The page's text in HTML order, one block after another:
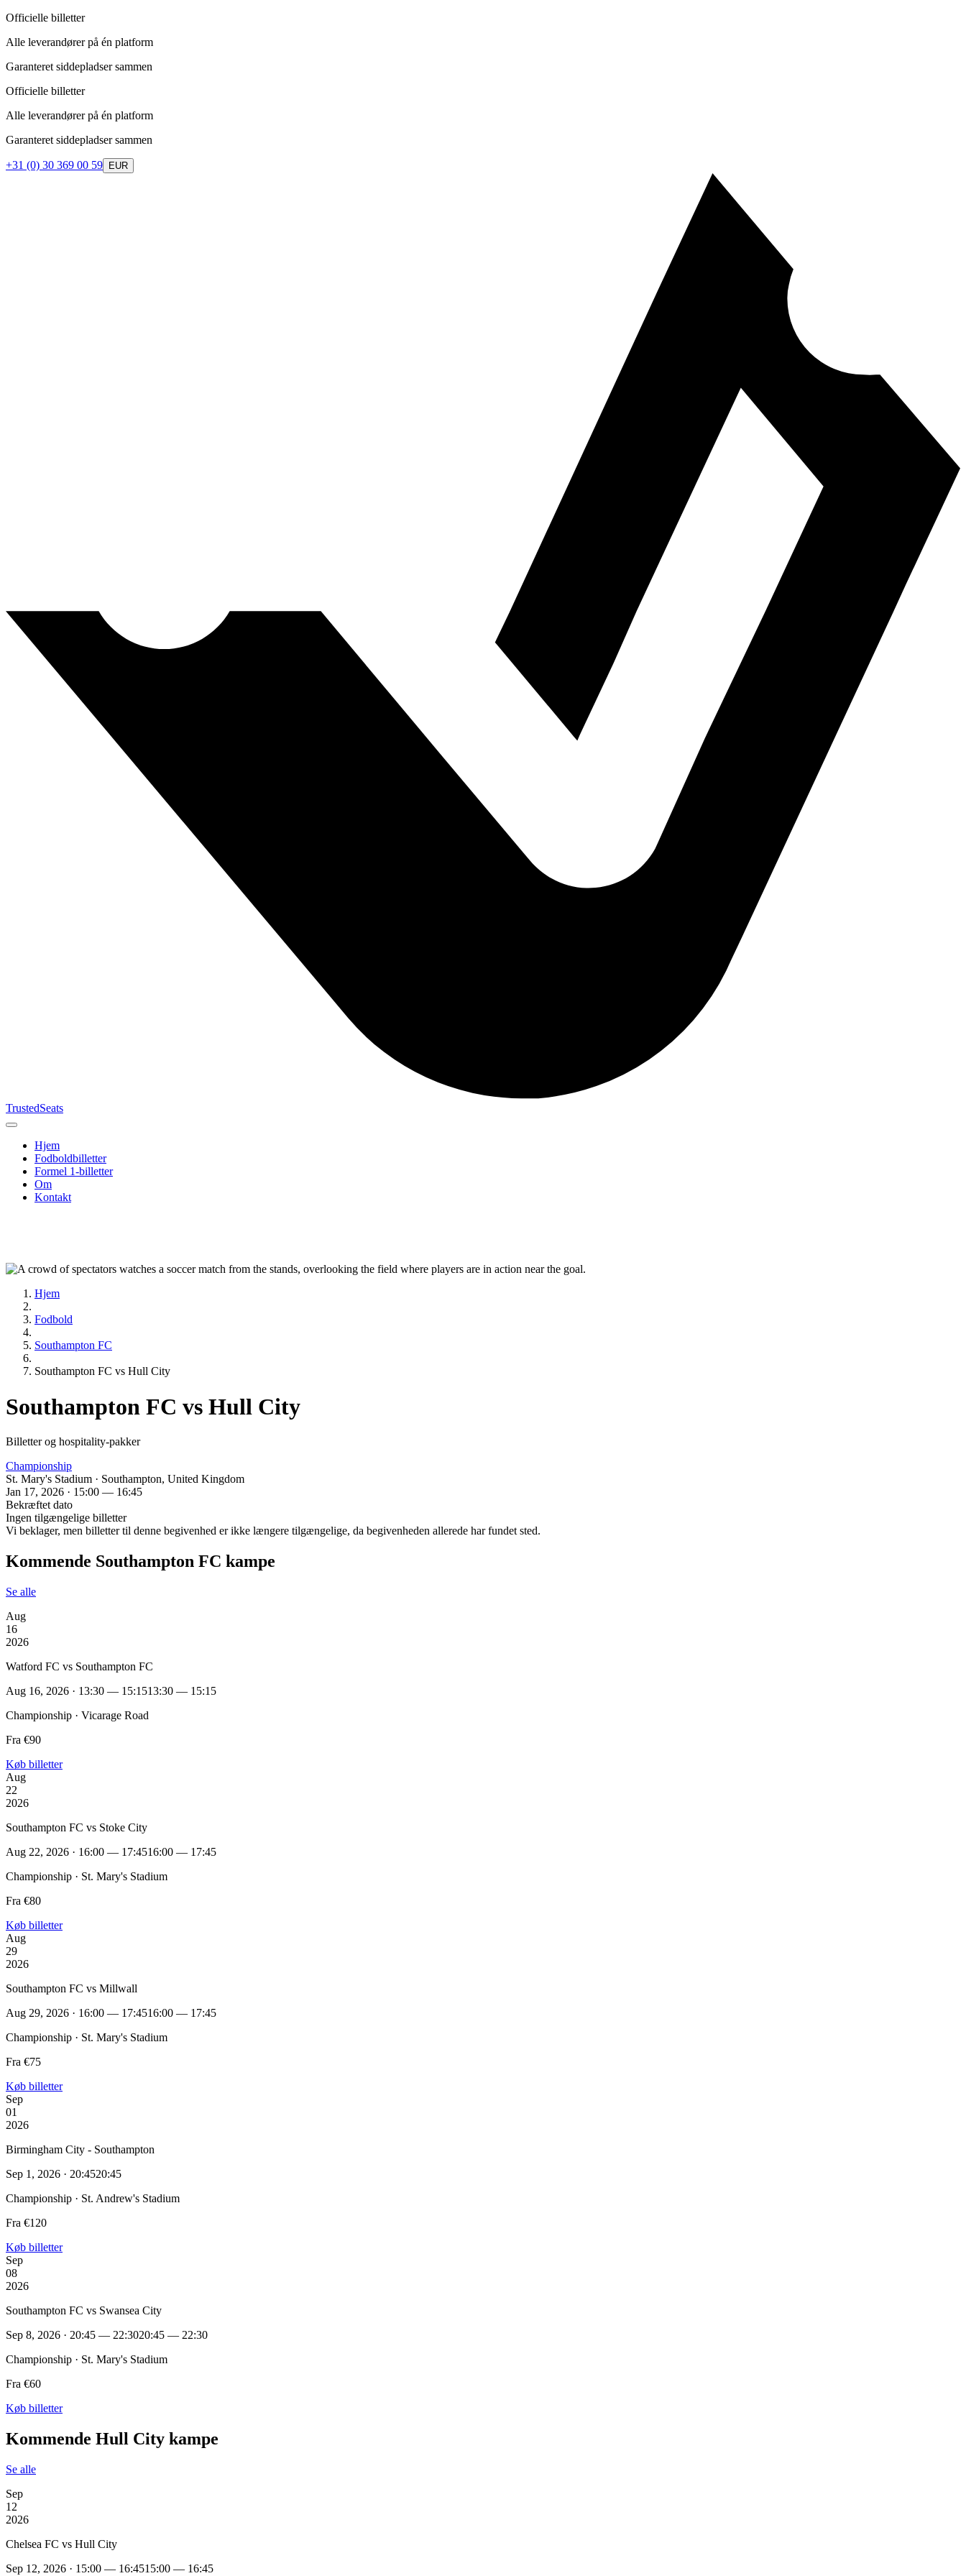
Officielle billetter
Alle leverandører på én platform
Garanteret siddepladser sammen
Officielle billetter
Alle leverandører på én platform
Garanteret siddepladser sammen
+31 (0) 30 369 00 59 EUR
TrustedSeats
Hjem
Fodboldbilletter
Formel 1-billetter
Om
Kontakt
Hjem
Fodbold
Southampton FC
Southampton FC vs Hull City
Southampton FC vs Hull City
Billetter og hospitality-pakker
Championship
St. Mary's Stadium · Southampton, United Kingdom
Jan 17, 2026 · 15:00 — 16:45
Bekræftet dato
Ingen tilgængelige billetter
Vi beklager, men billetter til denne begivenhed er ikke længere tilgængelige, da begivenheden allerede har fundet sted.
Kommende Southampton FC kampe
Se alle
Aug
16
2026
Watford FC vs Southampton FC
Aug 16, 2026 · 13:30 — 15:1513:30 — 15:15
Championship · Vicarage Road
Fra €90
Køb billetter
Aug
22
2026
Southampton FC vs Stoke City
Aug 22, 2026 · 16:00 — 17:4516:00 — 17:45
Championship · St. Mary's Stadium
Fra €80
Køb billetter
Aug
29
2026
Southampton FC vs Millwall
Aug 29, 2026 · 16:00 — 17:4516:00 — 17:45
Championship · St. Mary's Stadium
Fra €75
Køb billetter
Sep
01
2026
Birmingham City - Southampton
Sep 1, 2026 · 20:4520:45
Championship · St. Andrew's Stadium
Fra €120
Køb billetter
Sep
08
2026
Southampton FC vs Swansea City
Sep 8, 2026 · 20:45 — 22:3020:45 — 22:30
Championship · St. Mary's Stadium
Fra €60
Køb billetter
Kommende Hull City kampe
Se alle
Sep
12
2026
Chelsea FC vs Hull City
Sep 12, 2026 · 15:00 — 16:4515:00 — 16:45